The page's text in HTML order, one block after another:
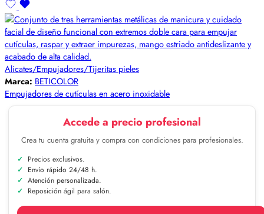
Alicates/Empujadores/Tijeritas pieles
Marca: BETICOLOR
Empujadores de cutículas en acero inoxidable
Accede a precio profesional
Crea tu cuenta gratuita y compra con condiciones para profesionales.
Precios exclusivos.
Envío rápido 24/48 h.
Atención personalizada.
Reposición ágil para salón.